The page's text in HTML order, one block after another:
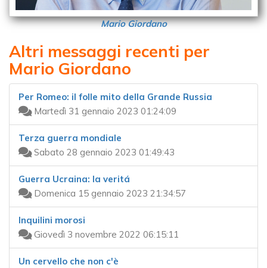
Mario Giordano
Altri messaggi recenti per
Mario Giordano
Per Romeo: il folle mito della Grande Russia
Martedì 31 gennaio 2023 01:24:09
Terza guerra mondiale
Sabato 28 gennaio 2023 01:49:43
Guerra Ucraina: la veritá
Domenica 15 gennaio 2023 21:34:57
Inquilini morosi
Giovedì 3 novembre 2022 06:15:11
Un cervello che non c'è